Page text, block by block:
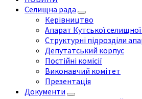
Селищна рада
Керівництво
Апарат Кутської
Структурні підрозділи
Депутатський корпус
Постійні комісії
Виконавчий комітет
Презентація
Документи